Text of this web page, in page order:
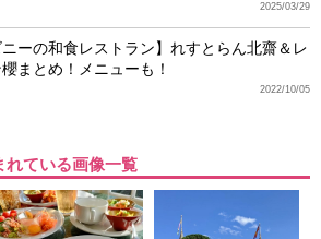
2025/03/29
ニーの和食レストラン】れすとらん北齋＆レ
まとめ！メニューも！
2022/10/05
れている画像一覧